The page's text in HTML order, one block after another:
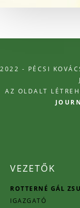
2022 - PÉCSI
AZ OLDALT
VEZETŐK
ROTTERNÉ GÁL
IGAZGATÓ